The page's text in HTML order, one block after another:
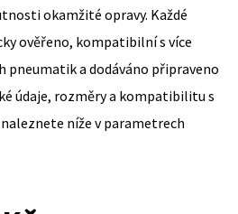
okamžité opravy. Každé
ověřeno, kompatibilní s více
a dodáváno připraveno
údaje, rozměry a kompatibilitu s
níže v parametrech